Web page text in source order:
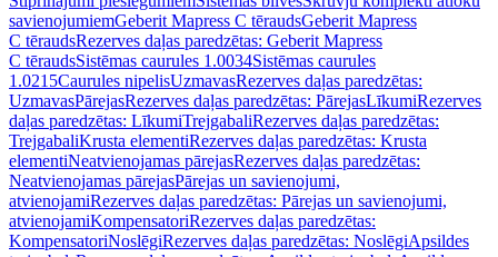
savienojumiemGeberit Mapress C tēraudsGeberit Mapress
C tēraudsRezerves daļas paredzētas: Geberit Mapress
C tēraudsSistēmas caurules 1.0034Sistēmas caurules
1.0215Caurules nipelisUzmavasRezerves daļas paredzētas:
UzmavasPārejasRezerves daļas paredzētas: PārejasLīkumiRezerves
daļas paredzētas: LīkumiTrejgabaliRezerves daļas paredzētas:
TrejgabaliKrusta elementiRezerves daļas paredzētas: Krusta
elementiNeatvienojamas pārejasRezerves daļas paredzētas:
Neatvienojamas pārejasPārejas un savienojumi,
atvienojamiRezerves daļas paredzētas: Pārejas un savienojumi,
atvienojamiKompensatoriRezerves daļas paredzētas:
KompensatoriNoslēgiRezerves daļas paredzētas: NoslēgiApsildes